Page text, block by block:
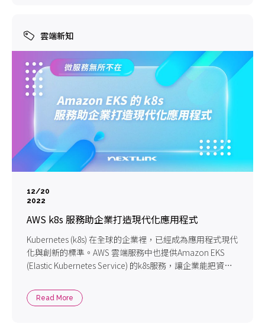
雲端新知
12/20
2022
AWS k8s 服務助企業打造現代化應用程式
Kubernetes (k8s) 在全球的企業裡，已經成為應用程式現代
化與創新的標準。AWS 雲端服務中也提供Amazon EKS
(Elastic Kubernetes Service) 的k8s服務，讓企業能把資源
議程中，邀請到AWS Kubernetes 的副總裁 Barry Cooks，
和大家分享AWS的用戶如何在雲端、地端、或邊際地帶使
Read More